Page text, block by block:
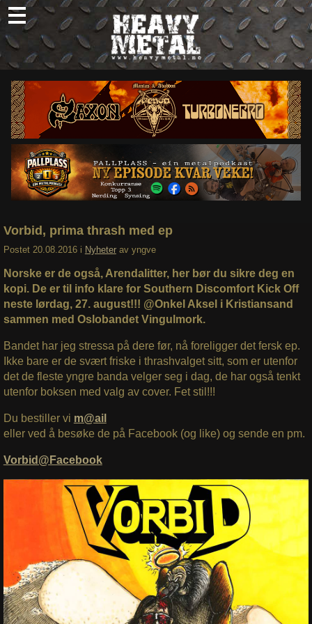
Skip
to
content
Nyheter
Omtaler
Intervjuer
Om oss
Abonner
Søk
Vorbid, prima thrash med ep
Postet 20.08.2016 i Nyheter av yngve
Norske er de også, Arendalitter, her bør du sikre deg en
kopi. De er til info klare for Southern Discomfort Kick Off
neste lørdag, 27. august!!! @Onkel Aksel i Kristiansand
sammen med Oslobandet Vingulmork.
Bandet har jeg stressa på dere før, nå foreligger det fersk ep.
Ikke bare er de svært friske i thrashvalget sitt, som er utenfor
det de fleste yngre banda velger seg i dag, de har også tenkt
utenfor boksen med valg av cover. Fet stil!!!
Du bestiller vi m@ail
eller ved å besøke de på Facebook (og like) og sende en pm.
Vorbid@Facebook